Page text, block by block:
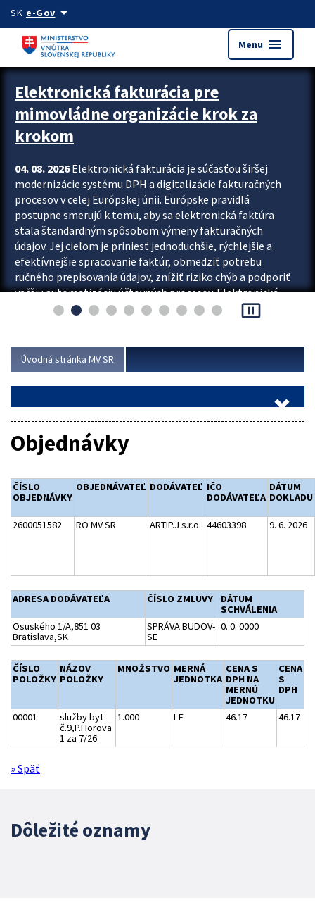
Preskocit na hlavný obsah
SK e-Govarrow_drop_down
Menu menu
Zastavit automatický posun upútavok
Elektronická fakturácia pre
mimovládne organizácie krok za
krokom
04. 08. 2026Elektronická fakturácia je súčasťou širšej
modernizácie systému DPH a digitalizácie fakturačných
procesov v celej Európskej únii. Európske pravidlá
postupne smerujú k tomu, aby sa elektronická faktúra
stala štandardným spôsobom výmeny fakturačných
údajov. Jej cieľom je priniesť jednoduchšie, rýchlejšie a
efektívnejšie spracovanie faktúr, obmedziť potrebu
ručného prepisovania údajov, znížiť riziko chýb a podporiť
väčšiu automatizáciu účtovných procesov. Elektronická
fakturácia preto nepredstavuje...
pause_presentation
Úvodná stránka MV SR
Objednávky
ČÍSLO
OBJEDNÁVKY
OBJEDNÁVATEĽ DODÁVATEĽ IČO
DODÁVATEĽA
DÁTUM
DOKLADU
2600051582 RO MV SR ARTIP.J s.r.o. 44603398 9. 6. 2026
ADRESA DODÁVATEĽA ČÍSLO ZMLUVY
DÁTUM
SCHVÁLENIA
Osuského 1/A,851 03
Bratislava,SK
SPRÁVA BUDOV-
SE
0. 0. 0000
ČÍSLO
POLOŽKY
NÁZOV
POLOŽKY
MNOŽSTVO MERNÁ
JEDNOTKA
CENA S
DPH NA
MERNÚ
JEDNOTKU
CENA
S
DPH
00001
služby byt
č.9,P.Horova
1 za 7/26
1.000 LE 46.17 46.17
» Späť
Dôležité oznamy